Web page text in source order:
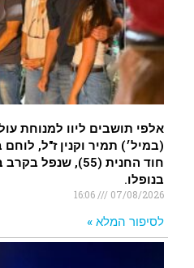
אלפי תושבים ליוו למנוחת
בנופלו.
07/08/2026
16:06
לסיפור המלא »